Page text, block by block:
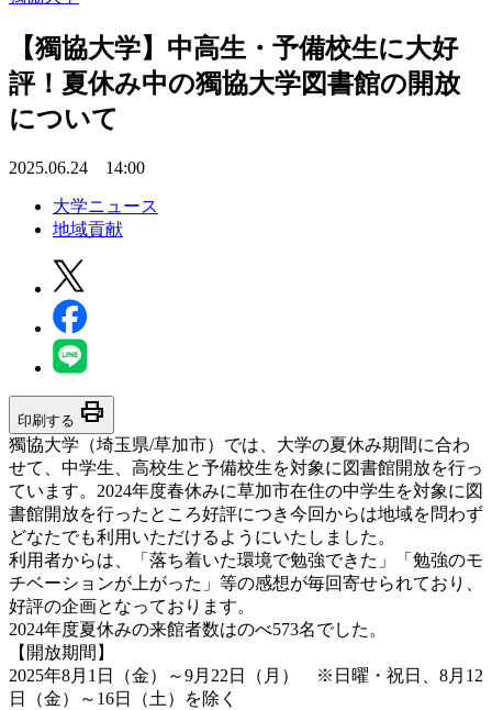
【獨協大学】中高生・予備校生に大好
評！夏休み中の獨協大学図書館の開放
について
2025.06.24 14:00
大学ニュース
地域貢献
印刷する print
獨協大学（埼玉県/草加市）では、大学の夏休み期間に合わ
せて、中学生、高校生と予備校生を対象に図書館開放を行っ
ています。2024年度春休みに草加市在住の中学生を対象に図
書館開放を行ったところ好評につき今回からは地域を問わず
どなたでも利用いただけるようにいたしました。
利用者からは、「落ち着いた環境で勉強できた」「勉強のモ
チベーションが上がった」等の感想が毎回寄せられており、
好評の企画となっております。
2024年度夏休みの来館者数はのべ573名でした。
【開放期間】
2025年8月1日（金）～9月22日（月） ※日曜・祝日、8月12
日（金）～16日（土）を除く